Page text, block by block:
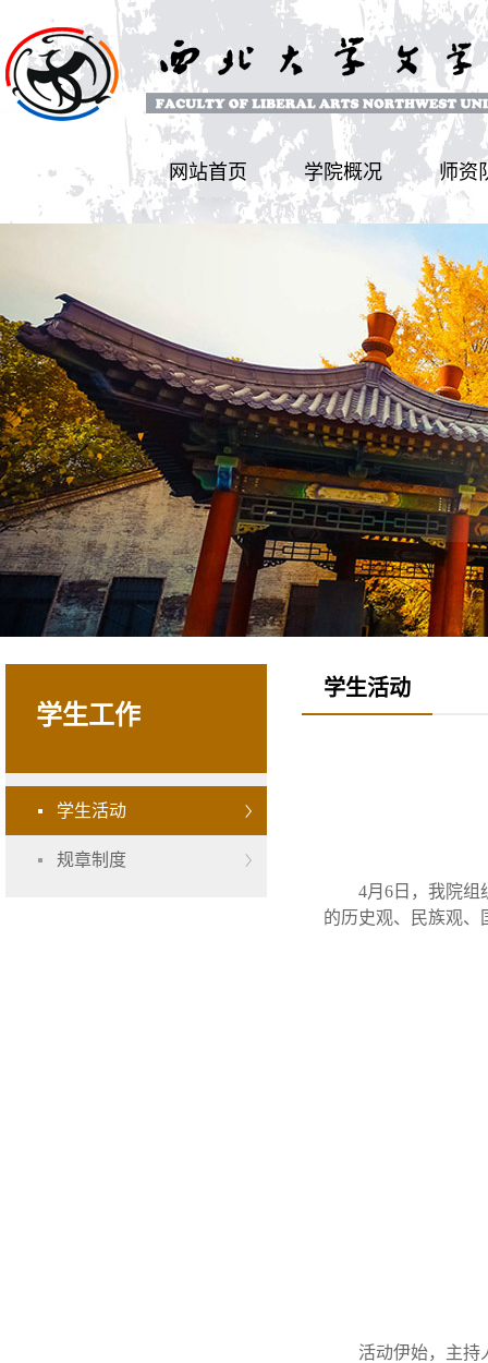
网站首页 学院概况 师资
学生工作
学生活动
规章制度
学生活动
4月6日，我院组
的历史观、民族观、
活动伊始，主持